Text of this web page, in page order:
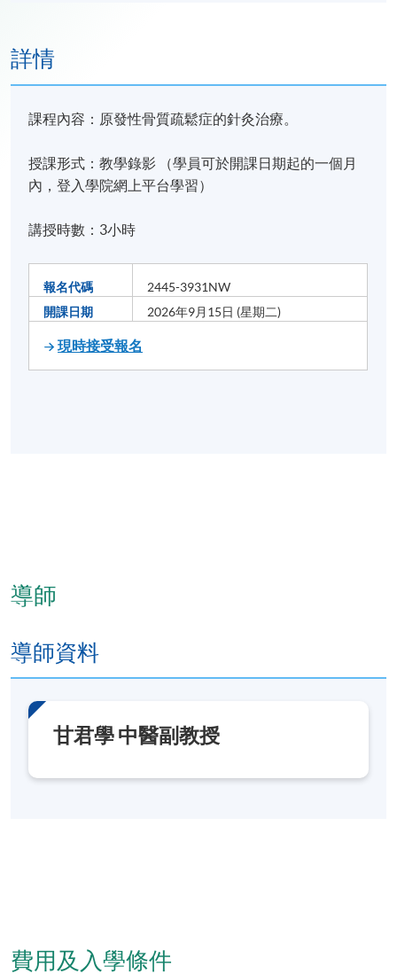
詳情
課程內容：原發性骨質疏鬆症的針灸治療。
授課形式：教學錄影 （學員可於開課日期起的一個月
內，登入學院網上平台學習）
講授時數：3小時
報名代碼
2445-3931NW
開課日期
2026年9月15日 (星期二)
現時接受報名
導師
導師資料
甘君學 中醫副教授
費用及入學條件